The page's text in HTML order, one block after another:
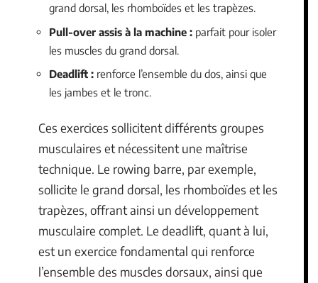
grand dorsal, les rhomboïdes et les trapèzes.
Pull-over assis à la machine : parfait pour isoler
les muscles du grand dorsal.
Deadlift : renforce l’ensemble du dos, ainsi que
les jambes et le tronc.
Ces exercices sollicitent différents groupes
musculaires et nécessitent une maîtrise
technique. Le rowing barre, par exemple,
sollicite le grand dorsal, les rhomboïdes et les
trapèzes, offrant ainsi un développement
musculaire complet. Le deadlift, quant à lui,
est un exercice fondamental qui renforce
l’ensemble des muscles dorsaux, ainsi que